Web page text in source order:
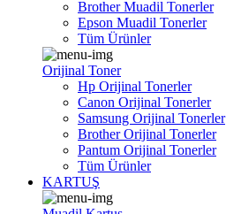
Brother Muadil Tonerler
Epson Muadil Tonerler
Tüm Ürünler
Orijinal Toner
Hp Orijinal Tonerler
Canon Orijinal Tonerler
Samsung Orijinal Tonerler
Brother Orijinal Tonerler
Pantum Orijinal Tonerler
Tüm Ürünler
KARTUŞ